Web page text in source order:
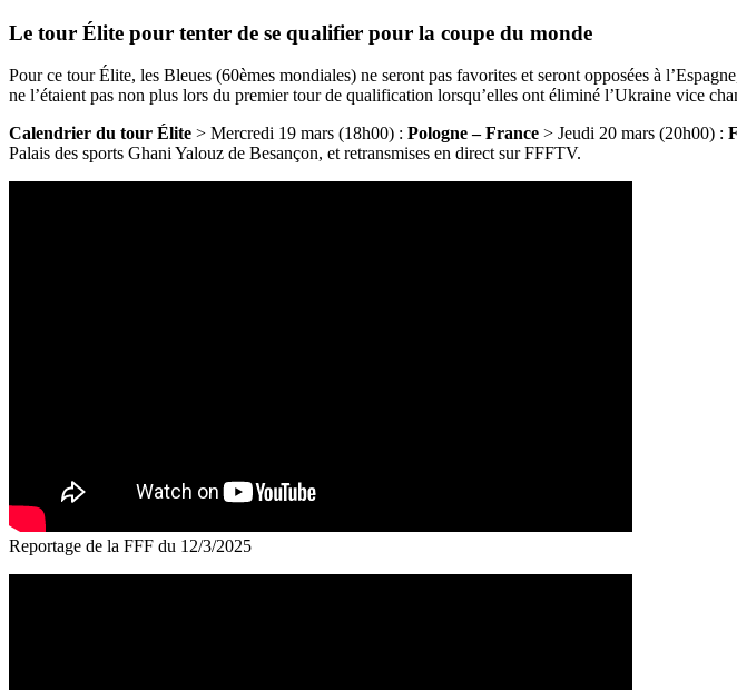
Le tour Élite pour tenter de se qualifier pour la coupe du monde
Pour ce tour Élite, les Bleues (60èmes mondiales) ne seront pas favorites et seront opposées à
ne l’étaient pas non plus lors du premier tour de qualification lorsqu’elles ont éliminé l’Ukraine vice
Calendrier du tour Élite > Mercredi 19 mars (18h00) : Pologne – France > Jeudi 20 mars (20h00) :
Palais des sports Ghani Yalouz de Besançon, et retransmises en direct sur FFFTV.
Reportage de la FFF du 12/3/2025